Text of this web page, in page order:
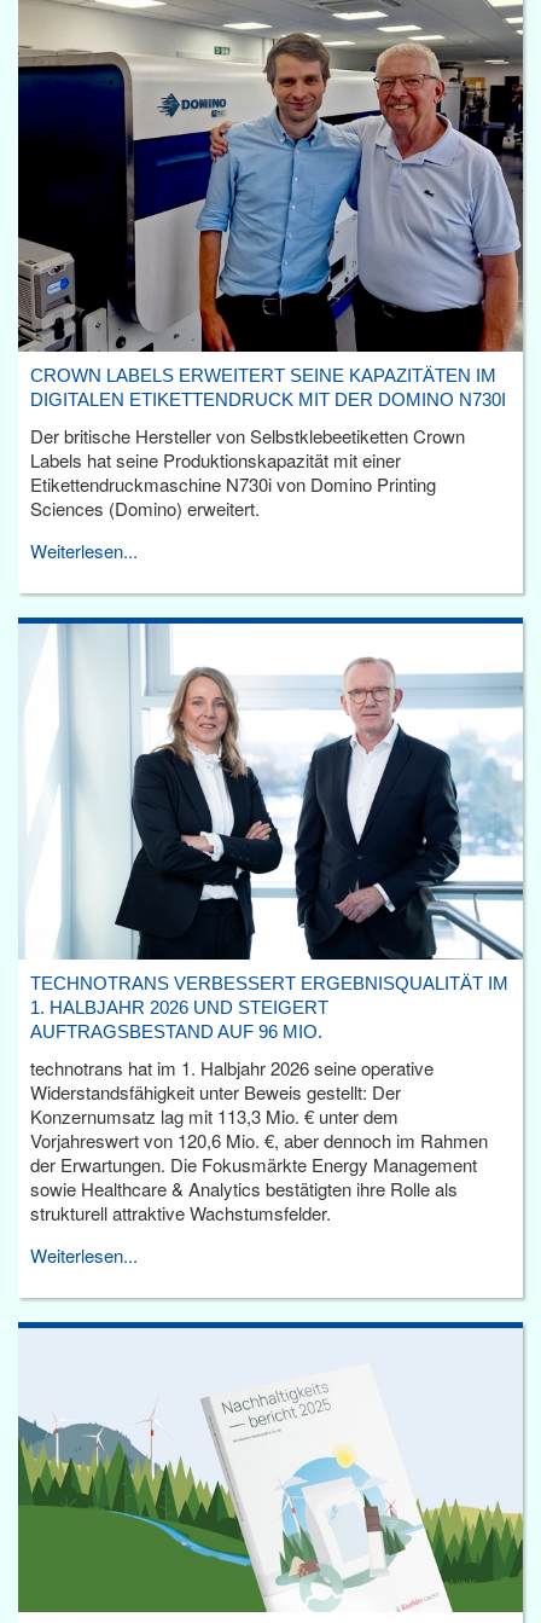
CROWN LABELS ERWEITERT SEINE KAPAZITÄTEN IM
DIGITALEN ETIKETTENDRUCK MIT DER DOMINO N730I
Der britische Hersteller von Selbstklebeetiketten Crown
Labels hat seine Produktionskapazität mit einer
Etikettendruckmaschine N730i von Domino Printing
Sciences (Domino) erweitert.
Weiterlesen...
TECHNOTRANS VERBESSERT ERGEBNISQUALITÄT IM
1. HALBJAHR 2026 UND STEIGERT
AUFTRAGSBESTAND AUF 96 MIO.
technotrans hat im 1. Halbjahr 2026 seine operative
Widerstandsfähigkeit unter Beweis gestellt: Der
Konzernumsatz lag mit 113,3 Mio. € unter dem
Vorjahreswert von 120,6 Mio. €, aber dennoch im Rahmen
der Erwartungen. Die Fokusmärkte Energy Management
sowie Healthcare & Analytics bestätigten ihre Rolle als
strukturell attraktive Wachstumsfelder.
Weiterlesen...